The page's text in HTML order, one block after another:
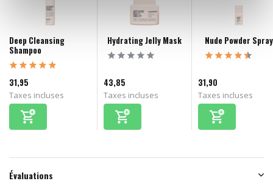
Deep Cleansing
Shampoo
31,95
Taxes incluses
Hydrating Jelly Mask
43,85
Taxes incluses
Nude Powder Spray
31,90
Taxes incluses
Évaluations